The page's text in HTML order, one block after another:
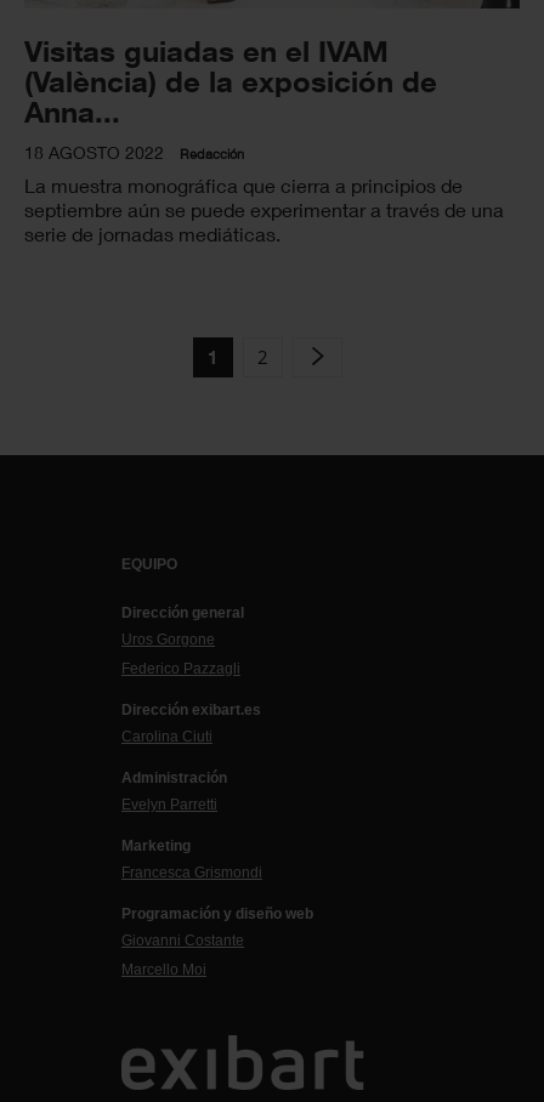
Visitas guiadas en el IVAM
(València) de la exposición de
Anna...
18 AGOSTO 2022 Redacción
La muestra monográfica que cierra a principios de
septiembre aún se puede experimentar a través de una
serie de jornadas mediáticas.
1 2
EQUIPO
Dirección general
Uros Gorgone
Federico Pazzagli
Dirección exibart.es
Carolina Ciuti
Administración
Evelyn Parretti
Marketing
Francesca Grismondi
Programación y diseño web
Giovanni Costante
Marcello Moi